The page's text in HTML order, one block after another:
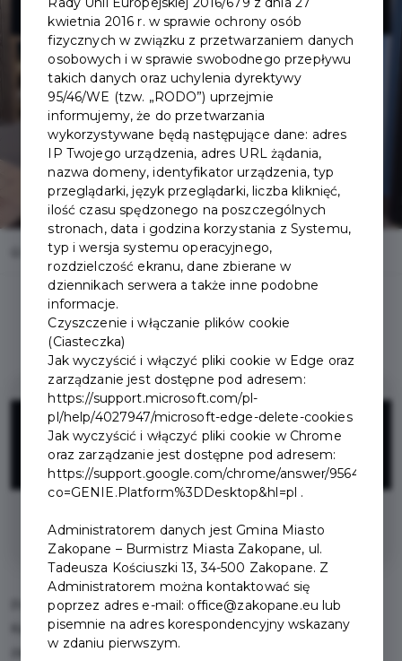
Home Oferty Portugalska Chata
10%
ZNIŻKI
zniżka na menu winiarni
Portugalska Chata – kawałek Portugalii pod Tatrami.
Kameralna winiarnia w spokojnej części Zakopanego,
zaledwie 400 metrów od centrum miasta – z dala od
kwietnia 2016 r. w sprawie ochrony osób
fizycznych w związku z przetwarzaniem danych
osobowych i w sprawie swobodnego przepływu
takich danych oraz uchylenia dyrektywy
95/46/WE (tzw. „RODO”) uprzejmie
informujemy, że do przetwarzania
wykorzystywane będą następujące dane: adres
IP Twojego urządzenia, adres URL żądania,
nazwa domeny, identyfikator urządzenia, typ
przeglądarki, język przeglądarki, liczba kliknięć,
ilość czasu spędzonego na poszczególnych
stronach, data i godzina korzystania z Systemu,
typ i wersja systemu operacyjnego,
rozdzielczość ekranu, dane zbierane w
dziennikach serwera a także inne podobne
informacje.
Czyszczenie i włączanie plików cookie
(Ciasteczka)
Jak wyczyścić i włączyć pliki cookie w Edge oraz
zarządzanie jest dostępne pod adresem:
https://support.microsoft.com/pl-
pl/help/4027947/microsoft-edge-delete-cookies
Jak wyczyścić i włączyć pliki cookie w Chrome
oraz zarządzanie jest dostępne pod adresem:
https://support.google.com/chrome/answer/95647?
co=GENIE.Platform%3DDesktop&hl=pl .
Administratorem danych jest Gmina Miasto
Zakopane – Burmistrz Miasta Zakopane, ul.
Tadeusza Kościuszki 13, 34-500 Zakopane. Z
Administratorem można kontaktować się
poprzez adres e-mail: office@zakopane.eu lub
pisemnie na adres korespondencyjny wskazany
w zdaniu pierwszym.